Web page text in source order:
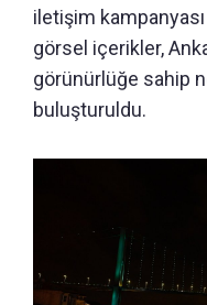
iletişim
görsel içerikler,
görünürlüğe sahip
buluşturuldu.